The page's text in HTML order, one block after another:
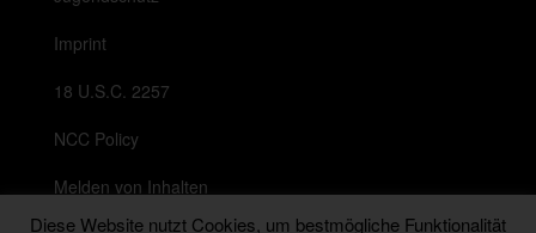
Imprint
18 U.S.C. 2257
NCC Policy
Melden von Inhalten
Diese Website nutzt Cookies, um bestmögliche Funktionalität